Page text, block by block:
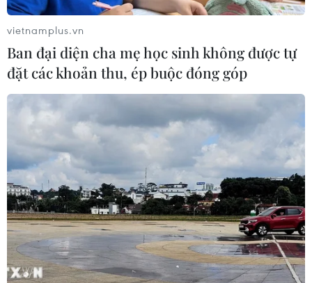
vietnamplus.vn
Ban đại diện cha mẹ học sinh không được tự
đặt các khoản thu, ép buộc đóng góp